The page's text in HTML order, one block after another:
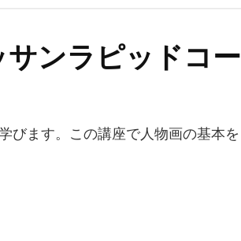
ンラピッドコー
びます。この講座で人物画の基本を